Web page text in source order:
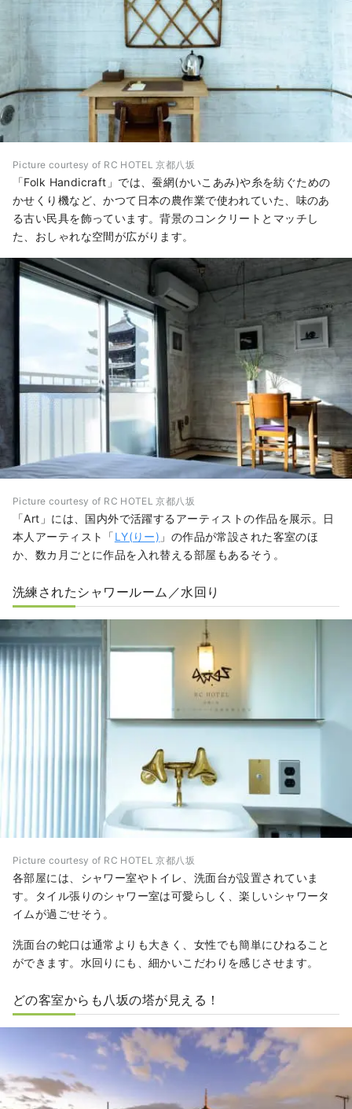
Picture courtesy of RC HOTEL 京都八坂
「Folk Handicraft」では、蚕網(かいこあみ)や糸を紡ぐための
かせくり機など、かつて日本の農作業で使われていた、味のあ
る古い民具を飾っています。背景のコンクリートとマッチし
た、おしゃれな空間が広がります。
Picture courtesy of RC HOTEL 京都八坂
「Art」には、国内外で活躍するアーティストの作品を展示。日
本人アーティスト「LY(りー) 」の作品が常設された客室のほ
か、数カ月ごとに作品を入れ替える部屋もあるそう。
洗練されたシャワールーム／水回り
Picture courtesy of RC HOTEL 京都八坂
各部屋には、シャワー室やトイレ、洗面台が設置されていま
す。タイル張りのシャワー室は可愛らしく、楽しいシャワータ
イムが過ごせそう。
洗面台の蛇口は通常よりも大きく、女性でも簡単にひねること
ができます。水回りにも、細かいこだわりを感じさせます。
どの客室からも八坂の塔が見える！